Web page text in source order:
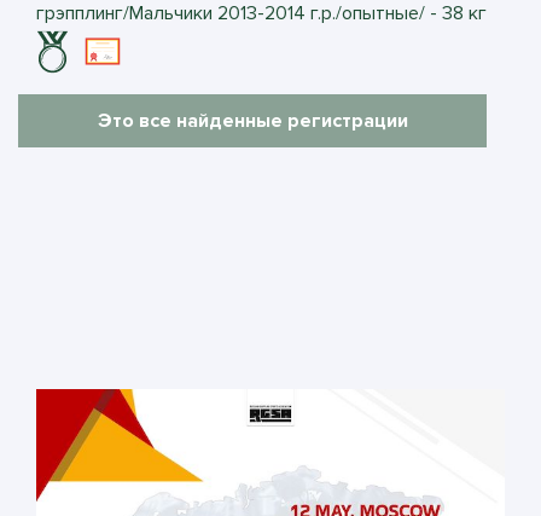
грэпплинг/Мальчики 2013-2014 г.р./опытные/ - 38 кг
Это все найденные регистрации